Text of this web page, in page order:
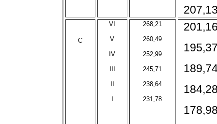
C
VI
V
IV
268,21
260,49
252,99
245,71
238,64
231,78